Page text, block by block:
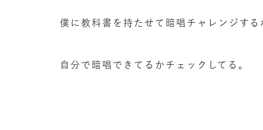
僕に教科書を持たせて暗唱チャレンジする
自分で暗唱できてるかチェックしてる。